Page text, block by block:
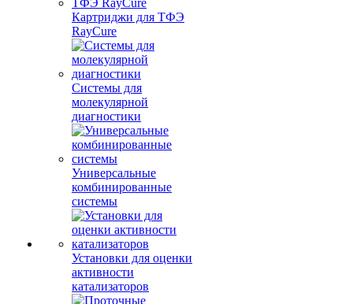
Картриджи для ТФЭ
RayCure
Системы для
молекулярной
диагностики
Универсальные
комбинированные
системы
Установки для оценки
активности
катализаторов